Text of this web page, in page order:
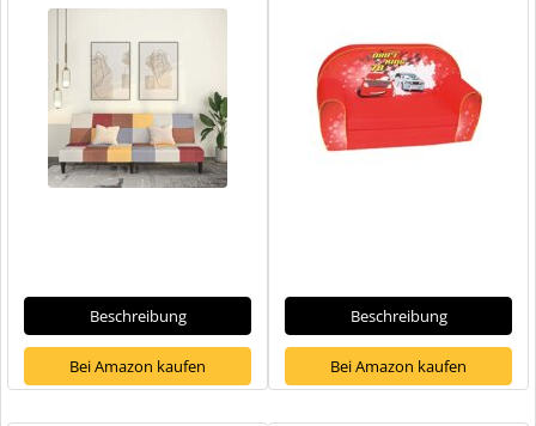
Beschreibung
Bei Amazon kaufen
Beschreibung
Bei Amazon kaufen